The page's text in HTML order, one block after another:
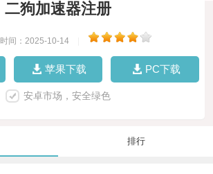
二狗加速器注册
时间：2025-10-14
苹果下载 PC下载
安卓市场，安全绿色
排行